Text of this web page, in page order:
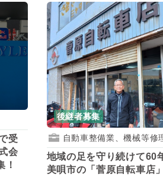
受
会
！
後継者募集
自動車整備業、機械等修
地域の足を守り続けて60
美唄市の「菅原自転車店